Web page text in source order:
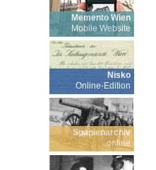
Memento Wien
Mobile Website
Nisko
Online-Edition
Spanienarchiv
online